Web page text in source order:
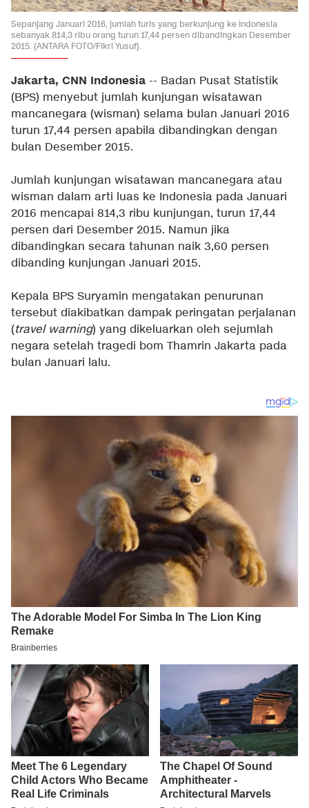
Sepanjang Januari 2016, jumlah turis yang berkunjung ke Indonesia
sebanyak 814,3 ribu orang turun 17,44 persen dibandingkan Desember
2015. (ANTARA FOTO/Fikri Yusuf).
Jakarta, CNN Indonesia -- Badan Pusat Statistik
(BPS) menyebut jumlah kunjungan wisatawan
mancanegara (wisman) selama bulan Januari 2016
turun 17,44 persen apabila dibandingkan dengan
bulan Desember 2015.
Jumlah kunjungan wisatawan mancanegara atau
wisman dalam arti luas ke Indonesia pada Januari
2016 mencapai 814,3 ribu kunjungan, turun 17,44
persen dari Desember 2015. Namun jika
dibandingkan secara tahunan naik 3,60 persen
dibanding kunjungan Januari 2015.
Kepala BPS Suryamin mengatakan penurunan
tersebut diakibatkan dampak peringatan perjalanan
(travel warning) yang dikeluarkan oleh sejumlah
negara setelah tragedi bom Thamrin Jakarta pada
bulan Januari lalu.